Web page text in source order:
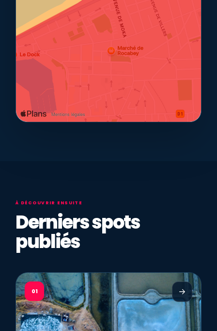
À DÉCOUVRIR ENSUITE
Derniers spots
publiés
01